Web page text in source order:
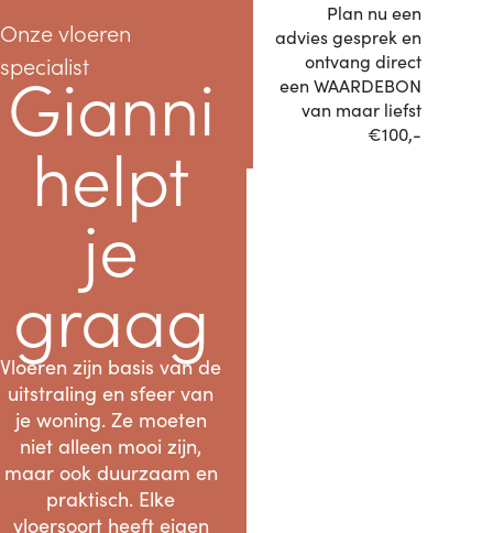
Onze vloeren
specialist
Gianni
helpt
je
graag
Vloeren zijn basis van de
uitstraling en sfeer van
je woning. Ze moeten
niet alleen mooi zijn,
maar ook duurzaam en
praktisch. Elke
vloersoort heeft eigen
Plan nu een
advies gesprek en
ontvang direct
een WAARDEBON
van maar liefst
€100,-